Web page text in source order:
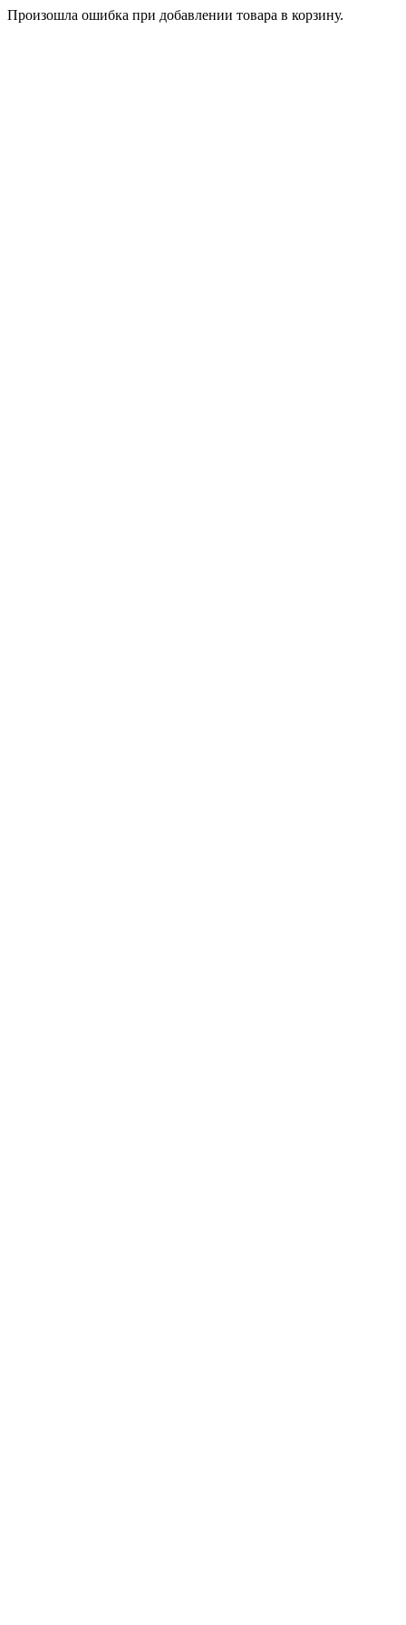
Произошла ошибка при добавлении товара в корзину.